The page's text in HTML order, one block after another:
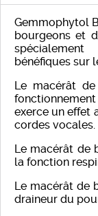
Gemmophytol
bourgeons et
bénéfiques sur
Le macérât
exerce un effet
cordes vocales.
Le macérât de
la fonction
Le macérât de
draineur du